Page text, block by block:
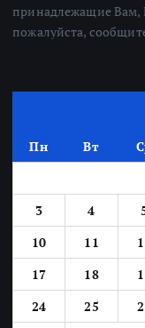
принадлежащие Вам,
пожалуйста,
Пн Вт
3
4
10
11
17
18
24
25